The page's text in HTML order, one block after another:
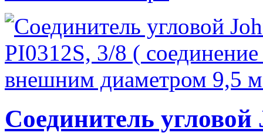
Соединитель угловой